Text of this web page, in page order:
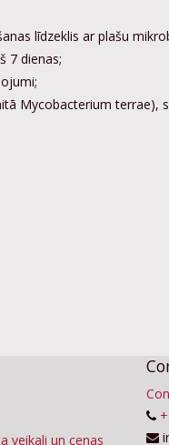
līdzeklis ar plašu
7 dienas;
Mycobacterium terrae),